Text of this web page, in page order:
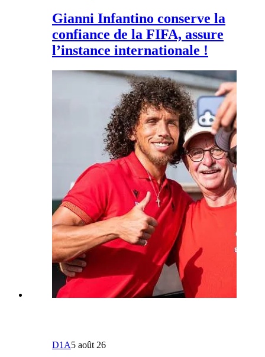
Gianni Infantino conserve la
confiance de la FIFA, assure
l’instance internationale !
D1A5 août 26